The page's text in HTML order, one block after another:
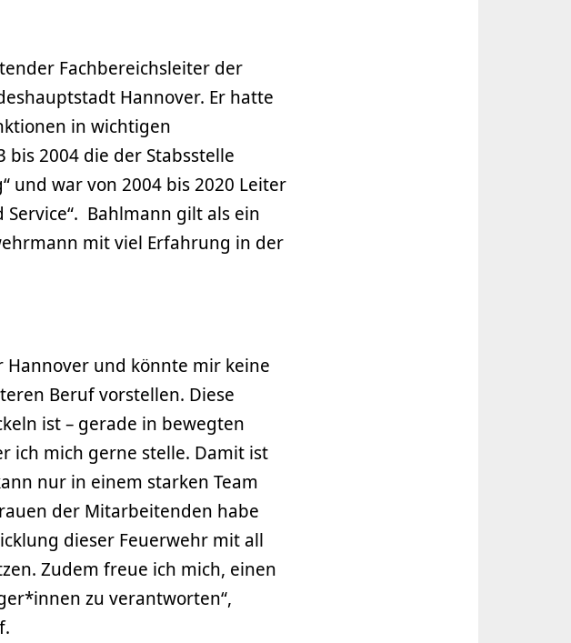
Fachbereichsleiter der
Hannover. Er hatte
in wichtigen
bis 2004 die der Stabsstelle
und war von 2004 bis 2020 Leiter
Service“. Bahlmann gilt als ein
mit viel Erfahrung in der
Hannover und könnte mir keine
Beruf vorstellen. Diese
ist – gerade in bewegten
ich mich gerne stelle. Damit ist
nur in einem starken Team
der Mitarbeitenden habe
dieser Feuerwehr mit all
Zudem freue ich mich, einen
zu verantworten“,